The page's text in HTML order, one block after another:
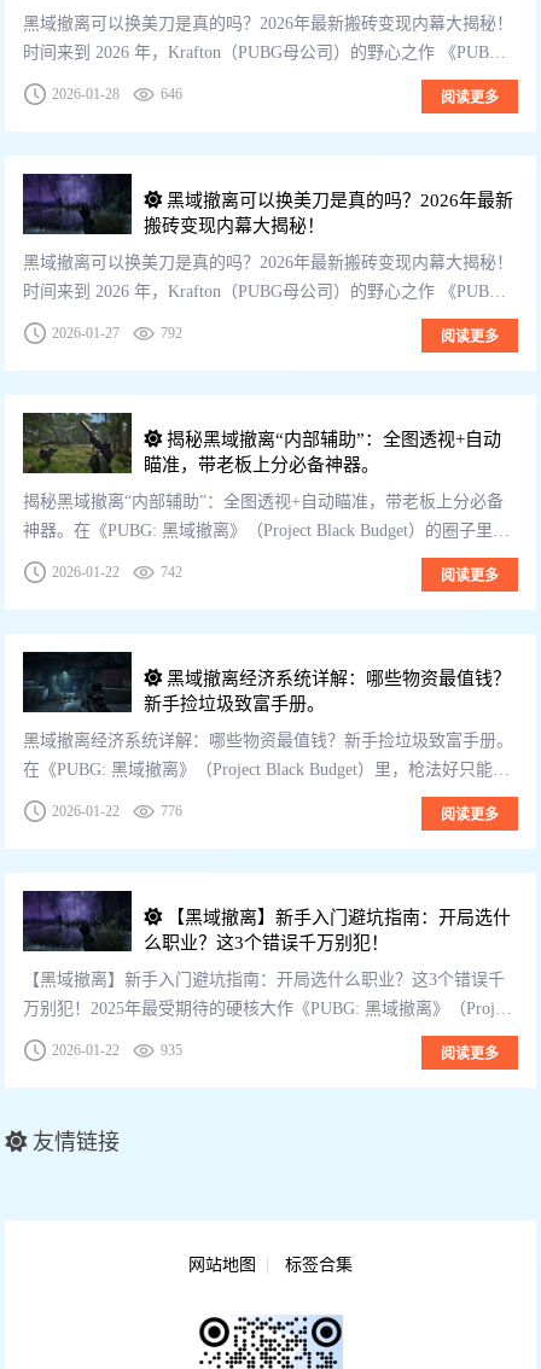
黑域撤离可以换美刀是真的吗？2026年最新搬砖变现内幕大揭秘！
时间来到 2026 年，Krafton（PUBG母公司）的野心之作 《PUBG:
黑域撤离》（Project Black Budget） ...
2026-01-28 646 阅读更多
黑域撤离可以换美刀是真的吗？2026年最新
搬砖变现内幕大揭秘！
黑域撤离可以换美刀是真的吗？2026年最新搬砖变现内幕大揭秘！
时间来到 2026 年，Krafton（PUBG母公司）的野心之作 《PUBG:
黑域撤离》（Project Black Budget） ...
2026-01-27 792 阅读更多
揭秘黑域撤离“内部辅助”：全图透视+自动
瞄准，带老板上分必备神器。
揭秘黑域撤离“内部辅助”：全图透视+自动瞄准，带老板上分必备
神器。在《PUBG: 黑域撤离》（Project Black Budget）的圈子里，
流传着这样一句话：“十个老板九个挂，还有一个是神话。”...
2026-01-22 742 阅读更多
黑域撤离经济系统详解：哪些物资最值钱？
新手捡垃圾致富手册。
黑域撤离经济系统详解：哪些物资最值钱？新手捡垃圾致富手册。
在《PUBG: 黑域撤离》（Project Black Budget）里，枪法好只能让
你活下来，“会捡垃圾”才能让你富起来。很多新手经常犯的错...
2026-01-22 776 阅读更多
【黑域撤离】新手入门避坑指南：开局选什
么职业？这3个错误千万别犯！
【黑域撤离】新手入门避坑指南：开局选什么职业？这3个错误千
万别犯！2025年最受期待的硬核大作《PUBG: 黑域撤离》（Project
Black Budget）终于向玩家敞开了大门。作为 Kraft...
2026-01-22 935 阅读更多
友情链接
网站地图 标签合集